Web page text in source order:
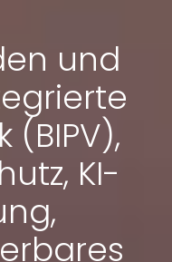
und
(BIPV),
KI-